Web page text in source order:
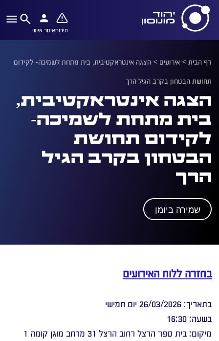
חירוםאיזור אישי
דף הבית> אירועים > הצגה אינטראקטיבית, בית מתחת לשמיכה- לקידום
תחושת הבטחון בקרב הגיל הרך
הצגה אינטראקטיבית,
בית מתחת לשמיכה-
לקידום תחושת
הבטחון בקרב הגיל
הרך
שמירה ביומן
בחזרה ללוח האירועים
בתאריך: 26/03/2026 יום חמישי
בשעה: 16:30
מיקום: בית ספר הרצל רחוב הרצל 31 מרחב מוגן קומה 1